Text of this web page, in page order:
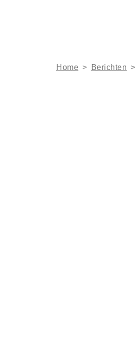
Home > Berichten >